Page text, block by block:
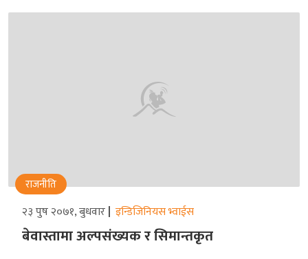
राजनीति
२३ पुष २०७१, बुधवार इन्डिजिनियस भ्वाईस
बेवास्तामा अल्पसंख्यक र सिमान्तकृत